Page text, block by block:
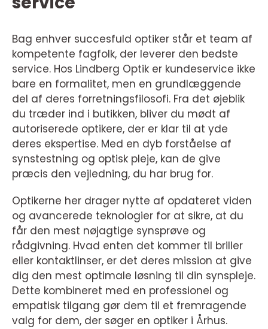
Bag enhver succesfuld optiker står et team af
kompetente fagfolk, der leverer den bedste
service. Hos Lindberg Optik er kundeservice ikke
bare en formalitet, men en grundlæggende
del af deres forretningsfilosofi. Fra det øjeblik
du træder ind i butikken, bliver du mødt af
autoriserede optikere, der er klar til at yde
deres ekspertise. Med en dyb forståelse af
synstestning og optisk pleje, kan de give
præcis den vejledning, du har brug for.
Optikerne her drager nytte af opdateret viden
og avancerede teknologier for at sikre, at du
får den mest nøjagtige synsprøve og
rådgivning. Hvad enten det kommer til briller
eller kontaktlinser, er det deres mission at give
dig den mest optimale løsning til din synspleje.
Dette kombineret med en professionel og
empatisk tilgang gør dem til et fremragende
valg for dem, der søger en optiker i Århus.